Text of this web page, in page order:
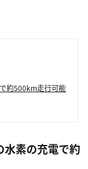
約500km走行可能
素の充電で約